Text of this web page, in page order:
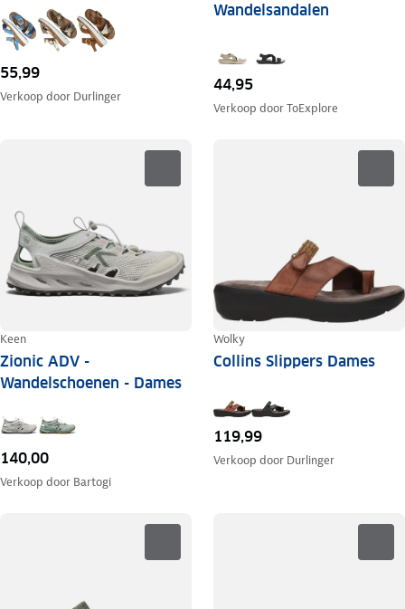
55,99
Verkoop door Durlinger
Wandelsandalen
44,95
Verkoop doorToExplore
Keen
Zionic ADV -
Wandelschoenen - Dames
140,00
Verkoop door Bartogi
Wolky
Collins Slippers Dames
119,99
Verkoop door Durlinger